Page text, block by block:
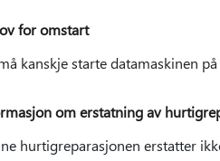
for omstart
kanskje starte datamaskinen
om erstatning av
hurtigreparasjonen erstatter